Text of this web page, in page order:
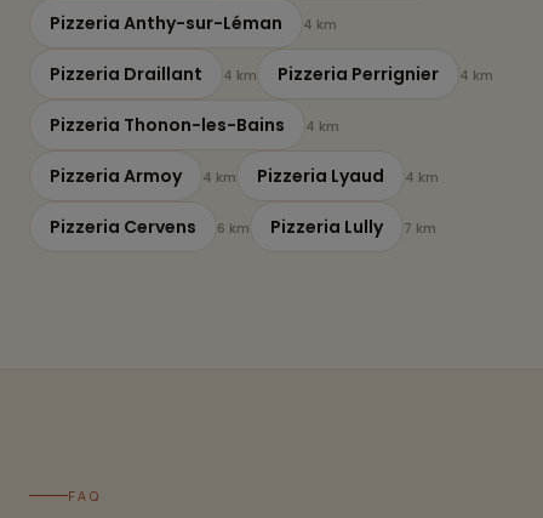
Pizzeria Anthy-sur-Léman 4 km
Pizzeria Draillant 4 km Pizzeria Perrignier 4 km
Pizzeria Thonon-les-Bains 4 km
Pizzeria Armoy 4 km Pizzeria Lyaud 4 km
Pizzeria Cervens 6 km Pizzeria Lully 7 km
FAQ